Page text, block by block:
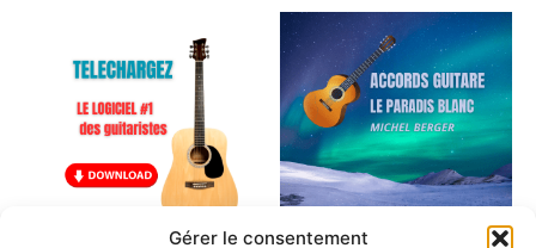
Gérer le consentement